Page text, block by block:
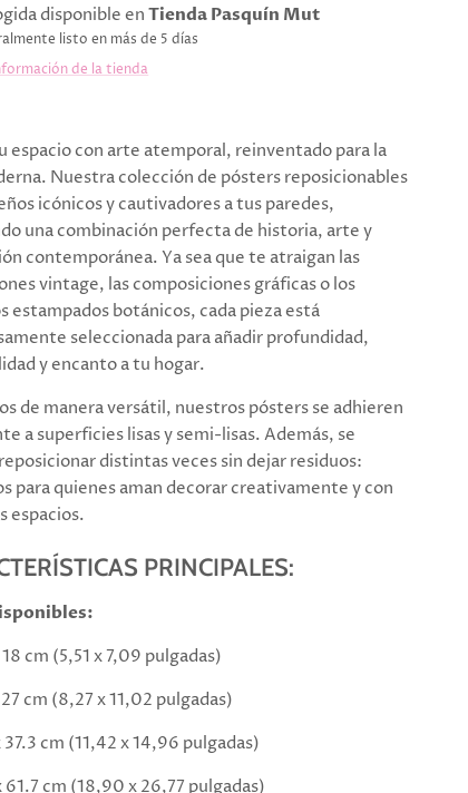
disponible enTienda Pasquín Mut
listo en más de 5 días
de la tienda
espacio con arte atemporal, reinventado para la
Nuestra colección de pósters reposicionables
icónicos y cautivadores a tus paredes,
una combinación perfecta de historia, arte y
contemporánea. Ya sea que te atraigan las
vintage, las composiciones gráficas o los
estampados botánicos, cada pieza está
seleccionada para añadir profundidad,
y encanto a tu hogar.
de manera versátil, nuestros pósters se adhieren
a superficies lisas y semi-lisas. Además, se
distintas veces sin dejar residuos:
para quienes aman decorar creativamente y con
espacios.
PRINCIPALES:
cm (5,51 x 7,09 pulgadas)
27 cm (8,27 x 11,02 pulgadas)
37.3 cm (11,42 x 14,96 pulgadas)
61.7 cm (18,90 x 26,77 pulgadas)